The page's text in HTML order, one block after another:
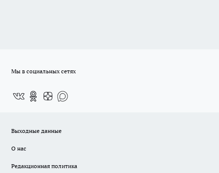
Мы в социальных сетях
Выходные данные
О нас
Редакционная политика